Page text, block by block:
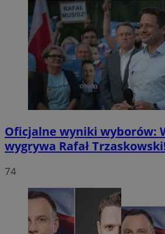
Oficjalne wyniki wyborów:
wygrywa Rafał
74